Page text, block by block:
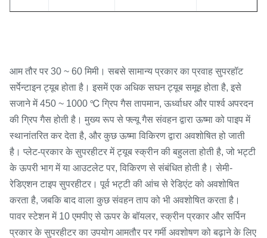
आम तौर पर 30 ~ 60 मिमी। सबसे सामान्य प्रकार का प्रवाह सुपरहॉट
सर्पेन्टाइन ट्यूब होता है। इसमें एक अधिक सघन ट्यूब समूह होता है, इसे
सजाने में 450 ~ 1000 ℃ ग्रिप गैस तापमान, ऊर्ध्वाधर और पार्श्व अपरदन
की ग्रिप गैस होती है। मुख्य रूप से फ्ल्यू गैस संवहन द्वारा ऊष्मा को पाइप में
स्थानांतरित कर देता है, और कुछ ऊष्मा विकिरण द्वारा अवशोषित हो जाती
है। प्लेट-प्रकार के सुपरहीटर में ट्यूब स्क्रीन की बहुलता होती है, जो भट्टी
के ऊपरी भाग में या आउटलेट पर, विकिरण से संबंधित होती है। सेमी-
रेडिएशन टाइप सुपरहीटर। पूर्व भट्टी की आंच से रेडिएंट को अवशोषित
करता है, जबकि बाद वाला कुछ संवहन ताप को भी अवशोषित करता है।
पावर स्टेशन में 10 एमपीए से ऊपर के बॉयलर, स्क्रीन प्रकार और सर्पिन
प्रकार के सुपरहीटर का उपयोग आमतौर पर गर्मी अवशोषण को बढ़ाने के लिए